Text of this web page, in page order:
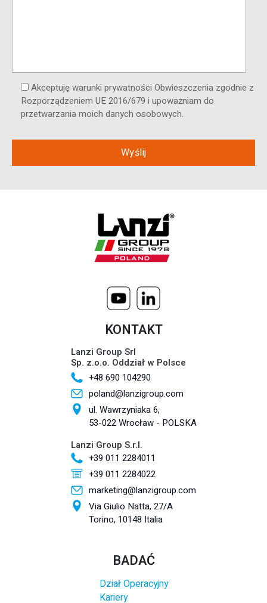
Akceptuję warunki prywatności Obwieszczenia zgodnie z
Rozporządzeniem UE 2016/679 i upoważniam do
przetwarzania moich danych osobowych.
KONTAKT
Lanzi Group Srl
Sp. z.o.o. Oddział w Polsce
+48 690 104290
poland@lanzigroup.com
ul. Wawrzyniaka 6,
53-022 Wrocław - POLSKA
Lanzi Group S.r.l.
+39 011 2284011
+39 011 2284022
marketing@lanzigroup.com
Via Giulio Natta, 27/A
Torino, 10148 Italia
BADAĆ
Dział Operacyjny
Kariery